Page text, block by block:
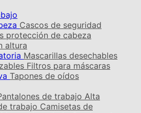
Cascos de seguridad
protección de cabeza
altura
Mascarillas desechables
Filtros para máscaras
Tapones de oídos
de trabajo Alta
trabajo Camisetas de